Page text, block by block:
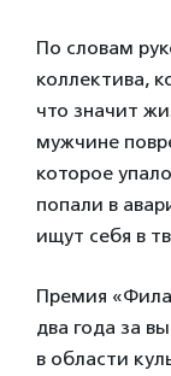
По словам
коллектива,
что значит
мужчине
которое
попали в
ищут себя в
Премия
два года за
в области